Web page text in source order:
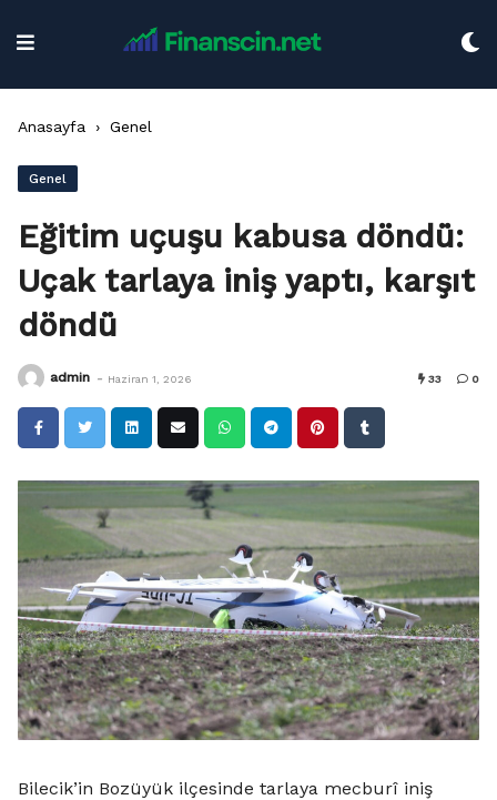
Anasayfa › Genel
Genel
Eğitim uçuşu kabusa döndü:
Uçak tarlaya iniş yaptı, karşıt
döndü
admin - Haziran 1, 2026 33 0
Bilecik’in Bozüyük ilçesinde tarlaya mecburî iniş